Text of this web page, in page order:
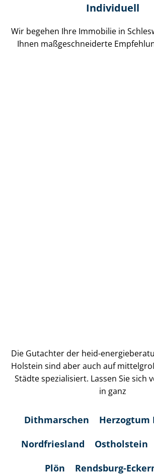
Individuell
Wir begehen Ihre Immobilie in
Ihnen maß­ge­schnei­der­te
Die Gutachter der heid-
Holstein sind aber auch auf
Städte spezialisiert. Lassen Sie sich
in ganz
Dithmarschen
Herzogtum
Nordfriesland
Ostholstein
Plön
Rendsburg-